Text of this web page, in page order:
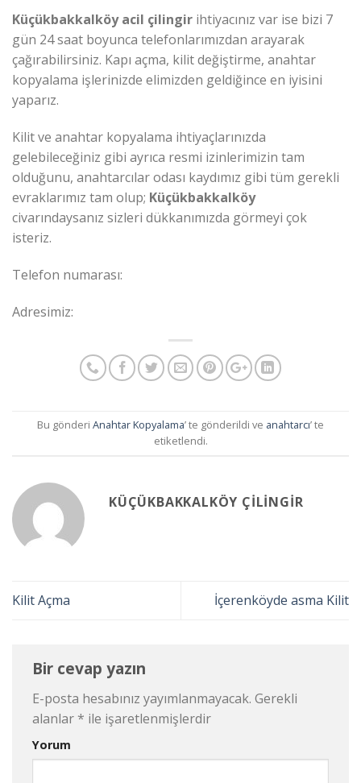
Küçükbakkalköy acil çilingir ihtiyacınız var ise bizi 7
gün 24 saat boyunca telefonlarımızdan arayarak
çağırabilirsiniz. Kapı açma, kilit değiştirme, anahtar
kopyalama işlerinizde elimizden geldiğince en iyisini
yaparız.
Kilit ve anahtar kopyalama ihtiyaçlarınızda
gelebileceğiniz gibi ayrıca resmi izinlerimizin tam
olduğunu, anahtarcılar odası kaydımız gibi tüm gerekli
evraklarımız tam olup; Küçükbakkalköy
civarındaysanız sizleri dükkanımızda görmeyi çok
isteriz.
Telefon numarası:
Adresimiz:
Bu gönderi Anahtar Kopyalama’ te gönderildi ve anahtarcı’ te
etiketlendi.
KÜÇÜKBAKKALKÖY ÇILINGIR
Kilit Açma İçerenköyde asma Kilit
Bir cevap yazın
E-posta hesabınız yayımlanmayacak. Gerekli
alanlar * ile işaretlenmişlerdir
Yorum